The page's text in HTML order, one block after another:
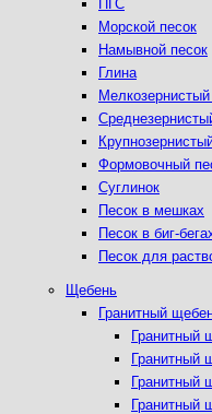
ПГС
Морской песок
Намывной песок
Глина
Формовочный
Суглинок
Песок в мешках
Песок в биг-
Песок для
Щебень
Гранитный
Гранитный
Гранитный
Гранитный
Гранитный